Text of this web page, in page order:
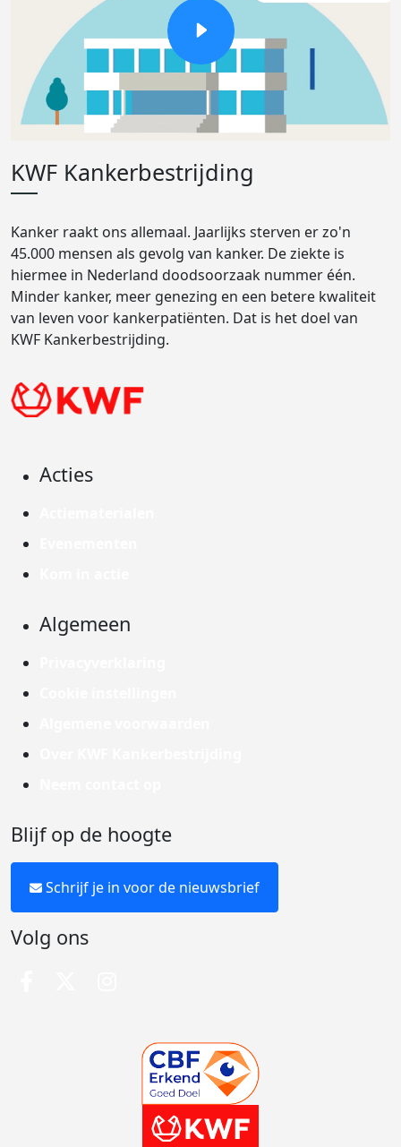
KWF Kankerbestrijding
Kanker raakt ons allemaal. Jaarlijks sterven er zo'n
45.000 mensen als gevolg van kanker. De ziekte is
hiermee in Nederland doodsoorzaak nummer één.
Minder kanker, meer genezing en een betere kwaliteit
van leven voor kankerpatiënten. Dat is het doel van
KWF Kankerbestrijding.
Acties
Algemeen
Blijf op de hoogte
Schrijf je in voor de nieuwsbrief
Volg ons